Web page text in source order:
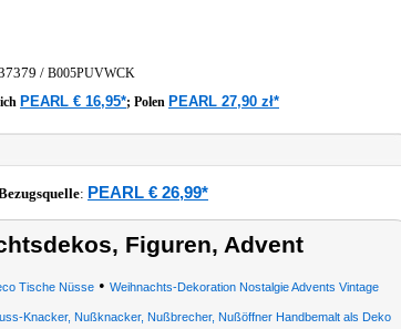
/ B005PUVWCK
PEARL € 16,95*; Polen PEARL 27,90 zł*
: PEARL € 26,99*
Figuren, Advent
Tische Nüsse • Weihnachts-Dekoration Nostalgie Advents Vintage
Knacker, Nußknacker, Nußbrecher, Nußöffner Handbemalt als Deko